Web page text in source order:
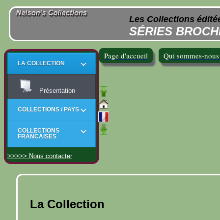
Les Collections
SÉRIES
LA COLLECTION
Présentation
COLLECTIONS / PAYS
COLLECTIONS
FRANCAISES
>>>>> Nous contacter
La Collection
Page d'accueil Qui sommes-